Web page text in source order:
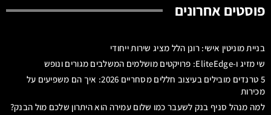
פוסטים אחרונים
בניית מוניטין אישי: רונן הלל מציג שירות ייחודי
שי מזיג ו-EliteEdge: פרויקטים מושלמים המשלבים מגורים ונופש
5 טרנדים מובילים בעיצוב חללים מסחריים 2026: איך הם משפיעים על
מכירות
למה מנהל סניף בנק לשעבר כמו שלום עמירה הוא היתרון שלכם מול הבנק?